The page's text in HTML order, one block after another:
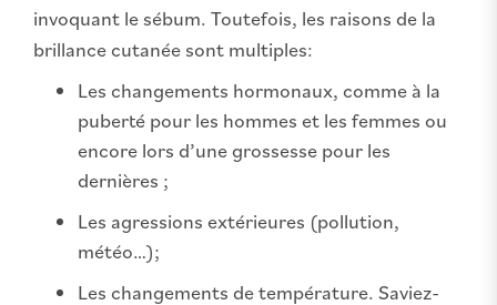
invoquant le sébum. Toutefois, les raisons de la
brillance cutanée sont multiples:
Les changements hormonaux, comme à la
puberté pour les hommes et les femmes ou
encore lors d’une grossesse pour les
dernières ;
Les agressions extérieures (pollution,
météo…);
Les changements de température. Saviez-